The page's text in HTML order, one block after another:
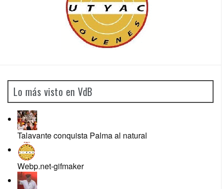
Lo más visto en VdB
Talavante conquista Palma al natural
Webp.net-gifmaker